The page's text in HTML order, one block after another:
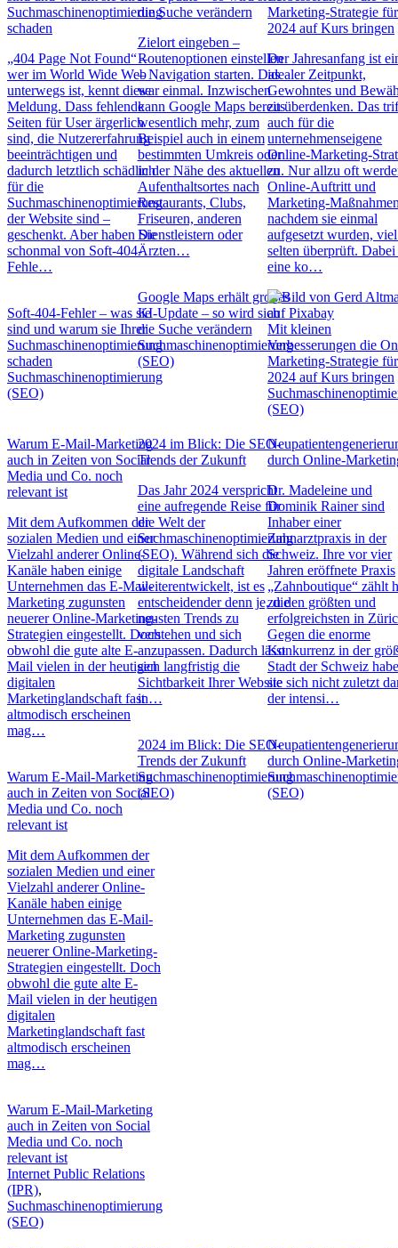
Suchmaschinenoptimierung
schaden
„404 Page Not Found“ –
wer im World Wide Web
unterwegs ist, kennt diese
Meldung. Dass fehlende
Seiten für User ärgerlich
sind, die Nutzererfahrung
beeinträchtigen und
dadurch letztlich schädlich
für die
Suchmaschinenoptimierung
der Website sind –
geschenkt. Aber haben Sie
schonmal von Soft-404-
Fehle…
Soft-404-Fehler – was sie
sind und warum sie Ihrer
Suchmaschinenoptimierung
schaden
Suchmaschinenoptimierung
(SEO)
die Suche verändern
Zielort eingeben –
Routenoptionen einstellen
– Navigation starten. Das
war einmal. Inzwischen
kann Google Maps bereits
wesentlich mehr, zum
Beispiel auch in einem
bestimmten Umkreis oder
in der Nähe des aktuellen
Aufenthaltsortes nach
Restaurants, Clubs,
Friseuren, anderen
Dienstleistern oder
Ärzten…
Google Maps erhält großes
KI-Update – so wird sich
die Suche verändern
Suchmaschinenoptimierung
(SEO)
Marketing-Strategie für
2024 auf Kurs bringen
Der Jahresanfang ist
idealer Zeitpunkt,
Gewohntes und
zu überdenken. Das
auch für die
unternehmenseigene
Online-Marketing-
zu. Nur allzu oft
Online-Auftritt und
Marketing-
nachdem sie einmal
aufgesetzt wurden,
selten überprüft. Dabei
eine ko…
Mit kleinen
Verbesserungen die
Marketing-Strategie für
2024 auf Kurs bringen
(SEO)
Warum E-Mail-Marketing
auch in Zeiten von Social
Media und Co. noch
relevant ist
Mit dem Aufkommen der
sozialen Medien und einer
Vielzahl anderer Online-
Kanäle haben einige
Unternehmen das E-Mail-
Marketing zugunsten
neuerer Online-Marketing-
Strategien eingestellt. Doch
obwohl die gute alte E-
Mail vielen in der heutigen
digitalen
Marketinglandschaft fast
altmodisch erscheinen
mag…
Warum E-Mail-Marketing
auch in Zeiten von Social
Media und Co. noch
relevant ist
Mit dem Aufkommen der
sozialen Medien und einer
Vielzahl anderer Online-
Kanäle haben einige
Unternehmen das E-Mail-
Marketing zugunsten
neuerer Online-Marketing-
Strategien eingestellt. Doch
obwohl die gute alte E-
Mail vielen in der heutigen
digitalen
Marketinglandschaft fast
altmodisch erscheinen
mag…
Warum E-Mail-Marketing
auch in Zeiten von Social
Media und Co. noch
relevant ist
Internet Public Relations
(IPR),
Suchmaschinenoptimierung
(SEO)
2024 im Blick: Die SEO-
Trends der Zukunft
Das Jahr 2024 verspricht
eine aufregende Reise für
die Welt der
Suchmaschinenoptimierung
(SEO). Während sich die
digitale Landschaft
weiterentwickelt, ist es
entscheidender denn je, die
neusten Trends zu
verstehen und sich
anzupassen. Dadurch lässt
sich langfristig die
Sichtbarkeit Ihrer Website
in…
2024 im Blick: Die SEO-
Trends der Zukunft
Suchmaschinenoptimierung
(SEO)
durch Online-
Dr. Madeleine und
Dominik Rainer sind
Inhaber einer
Zahnarztpraxis in der
Schweiz. Ihre vor vier
Jahren eröffnete Praxis
„Zahnboutique“ zählt
zu den größten und
erfolgreichsten in
Gegen die enorme
Konkurrenz in der
Stadt der Schweiz
sie sich nicht zuletzt
der intensi…
durch Online-
(SEO)